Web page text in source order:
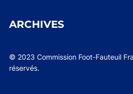
ARCHIVES
© 2023 Commission Foot-Fauteuil
réservés.